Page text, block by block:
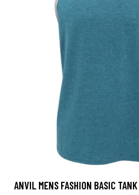
ANVIL MENS FASHION BASIC